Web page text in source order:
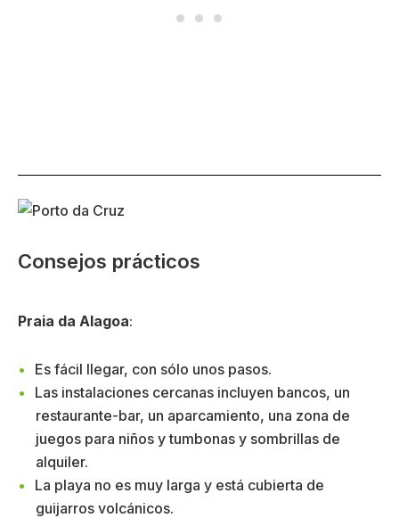
Consejos prácticos
Praia da Alagoa:
Es fácil llegar, con sólo unos pasos.
Las instalaciones cercanas incluyen bancos, un
restaurante-bar, un aparcamiento, una zona de
juegos para niños y tumbonas y sombrillas de
alquiler.
La playa no es muy larga y está cubierta de
guijarros volcánicos.